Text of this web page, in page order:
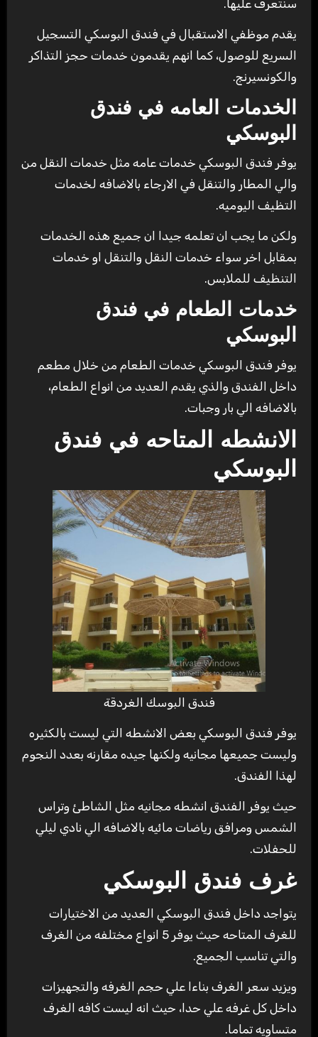
سنتعرف عليها.
يقدم موظفي الاستقبال في فندق البوسكي التسجيل
السريع للوصول، كما انهم يقدمون خدمات حجز التذاكر
والكونسيرنج.
الخدمات العامه في فندق
البوسكي
يوفر فندق البوسكي خدمات عامه مثل خدمات النقل من
والي المطار والتنقل في الارجاء بالاضافه لخدمات
التظيف اليوميه.
ولكن ما يجب ان تعلمه جيدا ان جميع هذه الخدمات
بمقابل اخر سواء خدمات النقل والتنقل او خدمات
التنظيف للملابس.
خدمات الطعام في فندق
البوسكي
يوفر فندق البوسكي خدمات الطعام من خلال مطعم
داخل الفندق والذي يقدم العديد من انواع الطعام،
بالاضافه الي بار وجبات.
الانشطه المتاحه في فندق
البوسكي
فندق البوسك الغردقة
يوفر فندق البوسكي بعض الانشطه التي ليست بالكثيره
وليست جميعها مجانيه ولكنها جيده مقارنه بعدد النجوم
لهذا الفندق.
حيث يوفر الفندق انشطه مجانيه مثل الشاطئ وتراس
الشمس ومرافق رياضات مائيه بالاضافه الي نادي ليلي
للحفلات.
غرف فندق البوسكي
يتواجد داخل فندق البوسكي العديد من الاختيارات
للغرف المتاحه حيث يوفر 5 انواع مختلفه من الغرف
والتي تناسب الجميع.
ويزيد سعر الغرف بناءا علي حجم الغرفه والتجهيزات
داخل كل غرفه علي حدا، حيث انه ليست كافه الغرف
متساويه تماما.